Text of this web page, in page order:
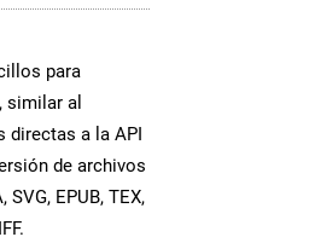
para
al
directas a la API
de archivos
EPUB, TEX,